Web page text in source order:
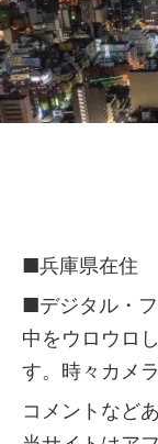
■兵庫県在住
■デジタル・
中をウロウロ
す。時々カメ
コメントなど